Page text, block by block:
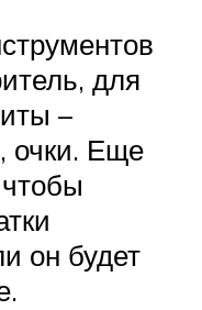
для
–
очки. Еще
он будет